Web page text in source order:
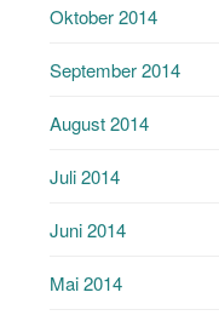
Oktober 2014
September 2014
August 2014
Juli 2014
Juni 2014
Mai 2014